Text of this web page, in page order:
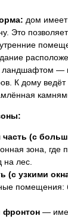
дом
Это
ландшафтом —
К дому
часть (с
зона,
на лес.
(с узкими
помещения:
фронтон —